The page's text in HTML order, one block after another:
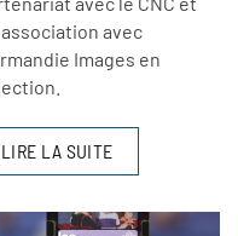
avec
Images en
LIRE LA SUITE